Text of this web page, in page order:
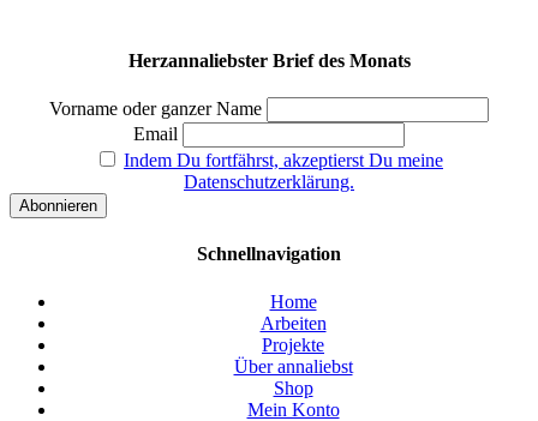
Herzannaliebster Brief des Monats
Vorname oder ganzer Name
Email
Indem Du fortfährst, akzeptierst Du meine
Datenschutzerklärung.
Schnellnavigation
Home
Arbeiten
Projekte
Über annaliebst
Shop
Mein Konto